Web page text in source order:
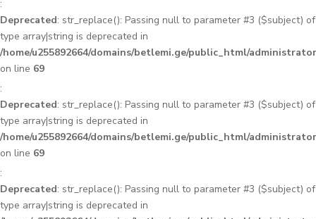
:
Deprecated: str_replace(): Passing null to parameter #3 ($subject) of
type array|string is deprecated in
/home/u255892664/domains/betlemi.ge/public_html/
on line 69
:
Deprecated: str_replace(): Passing null to parameter #3 ($subject) of
type array|string is deprecated in
/home/u255892664/domains/betlemi.ge/public_html/
on line 69
:
Deprecated: str_replace(): Passing null to parameter #3 ($subject) of
type array|string is deprecated in